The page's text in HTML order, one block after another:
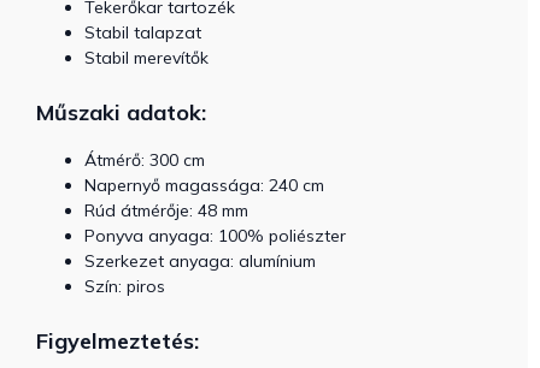
Tekerőkar tartozék
Stabil talapzat
Stabil merevítők
Műszaki adatok:
Átmérő: 300 cm
Napernyő magassága: 240 cm
Rúd átmérője: 48 mm
Ponyva anyaga: 100% poliészter
Szerkezet anyaga: alumínium
Szín: piros
Figyelmeztetés: